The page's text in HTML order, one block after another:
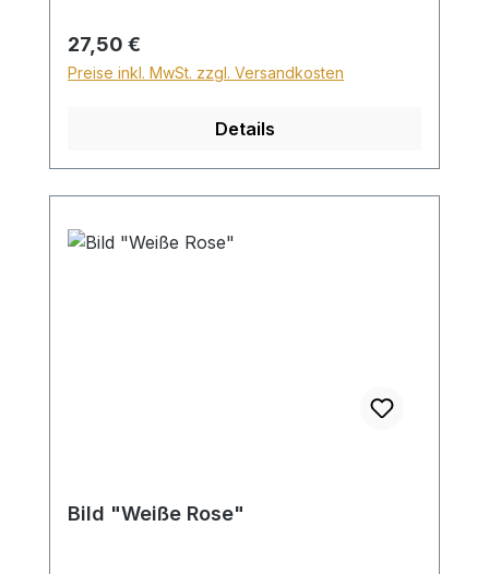
Sperrgutzuschlag 30€.
Regulärer Preis:
27,50 €
Preise inkl. MwSt. zzgl. Versandkosten
Details
Bild "Weiße Rose"